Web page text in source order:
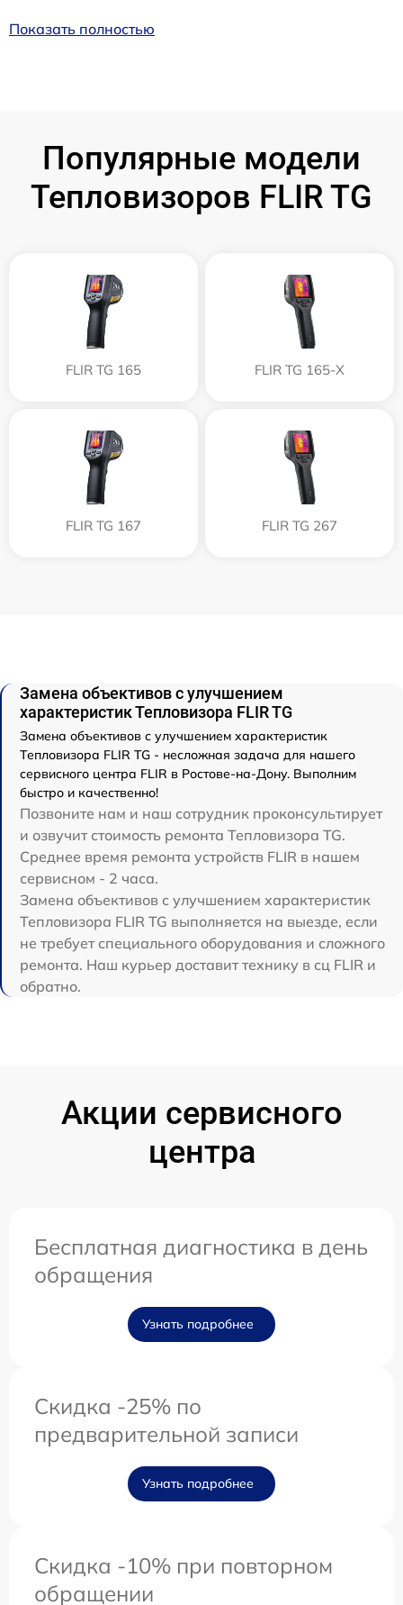
Показать полностью
Популярные модели
Тепловизоров FLIR TG
FLIR TG 165 FLIR TG 165-X
FLIR TG 167 FLIR TG 267
Замена объективов с улучшением
характеристик Тепловизора FLIR TG
Замена объективов с улучшением характеристик
Тепловизора FLIR TG - несложная задача для нашего
сервисного центра FLIR в Ростове-на-Дону. Выполним
быстро и качественно!
Позвоните нам и наш сотрудник проконсультирует
и озвучит стоимость ремонта Тепловизора TG.
Среднее время ремонта устройств FLIR в нашем
сервисном - 2 часа.
Замена объективов с улучшением характеристик
Тепловизора FLIR TG выполняется на выезде, если
не требует специального оборудования и сложного
ремонта. Наш курьер доставит технику в сц FLIR и
обратно.
Акции сервисного
центра
Бесплатная диагностика в день
обращения
Узнать подробнее
Скидка -25% по
предварительной записи
Узнать подробнее
Скидка -10% при повторном
обращении